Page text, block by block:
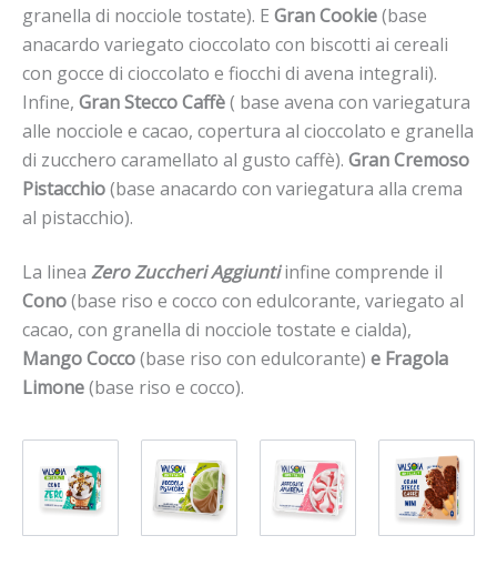
granella di nocciole tostate). E Gran Cookie(base
anacardo variegato cioccolato con biscotti ai cereali
con gocce di cioccolato e fiocchi di avena integrali).
Infine, Gran Stecco Caffè( base avena con variegatura
alle nocciole e cacao, copertura al cioccolato e granella
di zucchero caramellato al gusto caffè). Gran Cremoso
Pistacchio(base anacardo con variegatura alla crema
al pistacchio).
La linea Zero Zuccheri Aggiuntiinfine comprende il
Cono(base riso e cocco con edulcorante, variegato al
cacao, con granella di nocciole tostate e cialda),
Mango Cocco(base riso con edulcorante) e Fragola
Limone(base riso e cocco).